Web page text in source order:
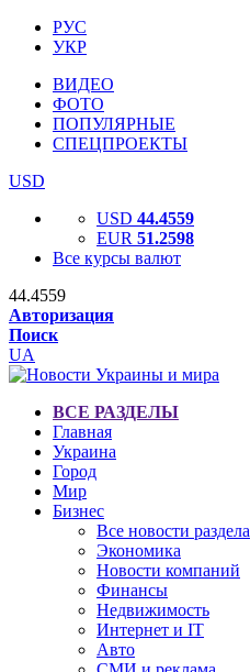
РУС
УКР
ВИДЕО
ФОТО
ПОПУЛЯРНЫЕ
СПЕЦПРОЕКТЫ
USD
USD 44.4559
EUR 51.2598
Все курсы валют
44.4559
Авторизация
Поиск
UA
ВСЕ РАЗДЕЛЫ
Главная
Украина
Город
Мир
Бизнес
Все новости раздела
Экономика
Новости компаний
Финансы
Недвижимость
Интернет и IT
Авто